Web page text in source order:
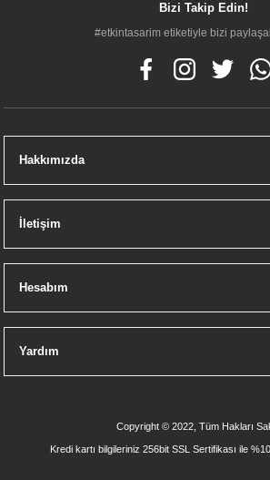
Bizi Takip Edin!
#etkintasarim etiketiyle bizi
Hakkımızda
İletişim
Hesabım
Yardım
Copyright © 2022, Tüm Hakları
Kredi kartı bilgileriniz 256bit SSL Sertifikası ile